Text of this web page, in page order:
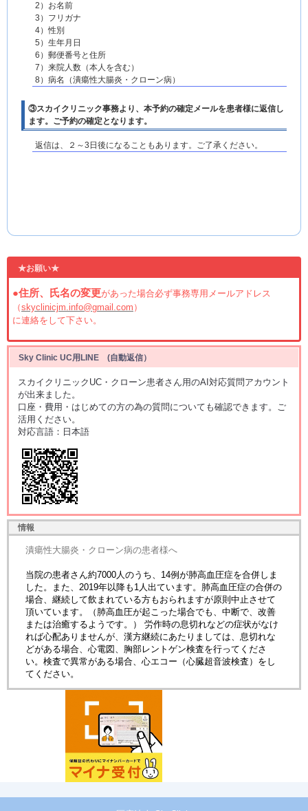
2）お名前
3）フリガナ
4）性別
5）生年月日
6）郵便番号と住所
7）来院人数（本人を含む）
8）病名（潰瘍性大腸炎・クローン病）
③スカイクリニック事務より、本予約の確定メールを患者様に返信し
ます。ご予約の確定となります。
返信は、２～3日後になることもあります。ご了承ください。
★お願い★
●住所、氏名の変更があった場合必ず事務専用メールアドレス
（skyclinicjm.info@gmail.com ）
に連絡をして下さい。
Sky Clinic UC用LINE (自動返信）
スカイクリニックUC・クローン患者さん用のAI対応質問アカウント
が出来ました。
口座・費用・はじめての方の為の質問についても確認できます。ご
活用ください。
対応言語：日本語
情報
潰瘍性大腸炎・クローン病の患者様へ
当院の患者さん約7000人のうち、14例が肺高血圧症を合併しま
した。また、2019年以降も1人出ています。肺高血圧症の合併の
場合、継続して飲まれている方もおられますが原則中止させて
頂いています。（肺高血圧が起こった場合でも、中断で、改善
または治癒するようです。） 労作時の息切れなどの症状がなけ
れば心配ありませんが、漢方継続にあたりましては、息切れな
どがある場合、心電図、胸部レントゲン検査を行ってくださ
い。検査で異常がある場合、心エコー（心臓超音波検査）をし
てください。